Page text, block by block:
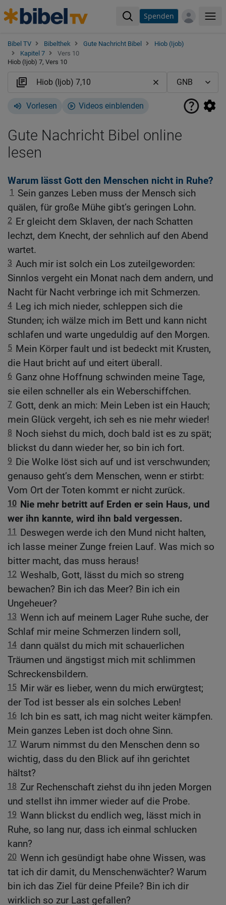
Spenden
Bibel TV Bibelthek Gute Nachricht Bibel
Hiob (Ijob)
Kapitel 7
Vers 10
Hiob (Ijob) 7, Vers 10
Vorlesen Videos einblenden
Gute Nachricht Bibel online
lesen
Warum lässt Gott den Menschen nicht in Ruhe?
1
Sein ganzes Leben muss der Mensch sich
quälen, für große Mühe gibt’s geringen Lohn.
2 Er gleicht dem Sklaven, der nach Schatten
lechzt, dem Knecht, der sehnlich auf den Abend
wartet.
3 Auch mir ist solch ein Los zuteilgeworden:
Sinnlos vergeht ein Monat nach dem andern, und
Nacht für Nacht verbringe ich mit Schmerzen.
4 Leg ich mich nieder, schleppen sich die
Stunden; ich wälze mich im Bett und kann nicht
schlafen und warte ungeduldig auf den Morgen.
5 Mein Körper fault und ist bedeckt mit Krusten,
die Haut bricht auf und eitert überall.
6 Ganz ohne Hoffnung schwinden meine Tage,
sie eilen schneller als ein Weberschiffchen.
7 Gott, denk an mich: Mein Leben ist ein Hauch;
mein Glück vergeht, ich seh es nie mehr wieder!
8 Noch siehst du mich, doch bald ist es zu spät;
blickst du dann wieder her, so bin ich fort.
9 Die Wolke löst sich auf und ist verschwunden;
genauso geht’s dem Menschen, wenn er stirbt:
Vom Ort der Toten kommt er nicht zurück.
10 Nie mehr betritt auf Erden er sein Haus, und
wer ihn kannte, wird ihn bald vergessen.
11
Deswegen werde ich den Mund nicht halten,
ich lasse meiner Zunge freien Lauf. Was mich so
bitter macht, das muss heraus!
12 Weshalb, Gott, lässt du mich so streng
bewachen? Bin ich das Meer? Bin ich ein
Ungeheuer?
13 Wenn ich auf meinem Lager Ruhe suche, der
Schlaf mir meine Schmerzen lindern soll,
14 dann quälst du mich mit schauerlichen
Träumen und ängstigst mich mit schlimmen
Schreckensbildern.
15 Mir wär es lieber, wenn du mich erwürgtest;
der Tod ist besser als ein solches Leben!
16 Ich bin es satt, ich mag nicht weiter kämpfen.
Mein ganzes Leben ist doch ohne Sinn.
17 Warum nimmst du den Menschen denn so
wichtig, dass du den Blick auf ihn gerichtet
hältst?
18 Zur Rechenschaft ziehst du ihn jeden Morgen
und stellst ihn immer wieder auf die Probe.
19 Wann blickst du endlich weg, lässt mich in
Ruhe, so lang nur, dass ich einmal schlucken
kann?
20 Wenn ich gesündigt habe ohne Wissen, was
tat ich dir damit, du Menschenwächter? Warum
bin ich das Ziel für deine Pfeile? Bin ich dir
wirklich so zur Last gefallen?